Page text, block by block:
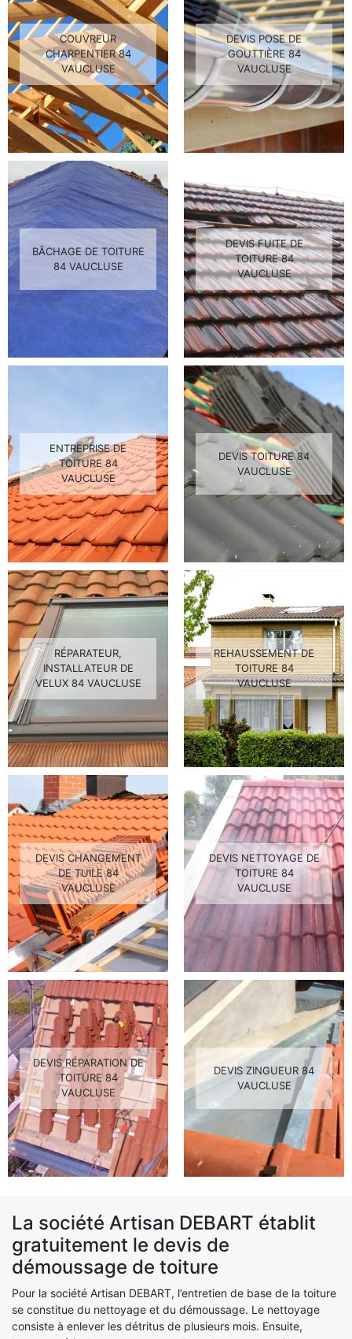
COUVREUR
CHARPENTIER 84
VAUCLUSE
DEVIS POSE DE
GOUTTIÈRE 84
VAUCLUSE
BÂCHAGE DE TOITURE
84 VAUCLUSE
DEVIS FUITE DE
TOITURE 84
VAUCLUSE
ENTREPRISE DE
TOITURE 84
VAUCLUSE
DEVIS TOITURE 84
VAUCLUSE
RÉPARATEUR,
INSTALLATEUR DE
VELUX 84 VAUCLUSE
REHAUSSEMENT DE
TOITURE 84
VAUCLUSE
DEVIS CHANGEMENT
DE TUILE 84
VAUCLUSE
DEVIS NETTOYAGE DE
TOITURE 84
VAUCLUSE
DEVIS RÉPARATION DE
TOITURE 84
VAUCLUSE
DEVIS ZINGUEUR 84
VAUCLUSE
La société Artisan DEBART établit
gratuitement le devis de
démoussage de toiture
Pour la société Artisan DEBART, l’entretien de base de la toiture
se constitue du nettoyage et du démoussage. Le nettoyage
consiste à enlever les détritus de plusieurs mois. Ensuite,